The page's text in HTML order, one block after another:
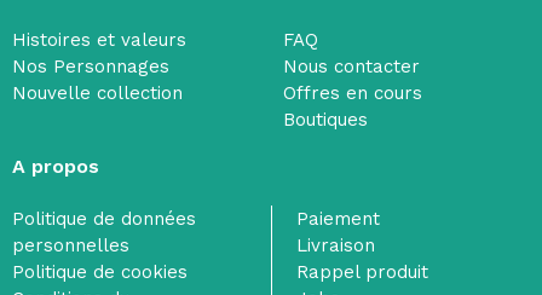
Histoires et valeurs
Nos Personnages
Nouvelle collection
FAQ
Nous contacter
Offres en cours
Boutiques
A propos
Politique de données
personnelles
Politique de cookies
Paiement
Livraison
Rappel produit